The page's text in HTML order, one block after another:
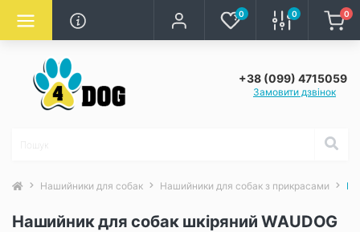
0 0 0
+38 (099) 4715059
Замовити дзвінок
Нашийники для собак Нашийники для собак з прикрасами
Нашийник для собак шкіряний WAUDOG